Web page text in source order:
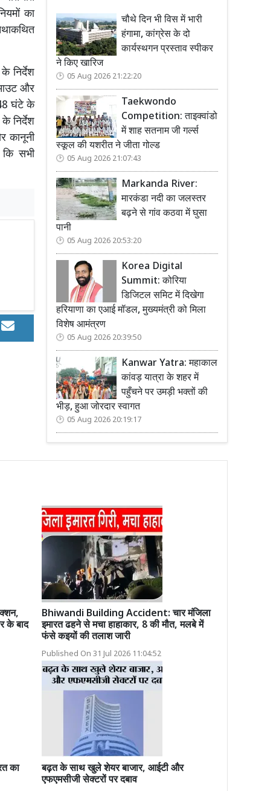
का
निर्देश
और
घंटे के
निर्देश
कानूनी
सभी
चौथे दिन भी विस में भारी
हंगामा, कांग्रेस के दो
कार्यस्थगन प्रस्ताव स्पीकर
ने किए खारिज
05 Aug 2026 21:22:20
Taekwondo
Competition: ताइक्वांडो
में शाह सतनाम जी गर्ल्स
स्कूल की यशरीत ने जीता गोल्ड
05 Aug 2026 21:07:43
Markanda River:
मारकंडा नदी का जलस्तर
बढ़ने से गांव कठवा में घुसा
पानी
05 Aug 2026 20:53:20
Korea Digital
Summit: कोरिया
डिजिटल समिट में दिखेगा
हरियाणा का एआई मॉडल, मुख्यमंत्री को मिला
विशेष आमंत्रण
05 Aug 2026 20:39:50
Kanwar Yatra: महाकाल
कांवड़ यात्रा के शहर में
पहुँचने पर उमड़ी भक्तों की
भीड़, हुआ जोरदार स्वागत
05 Aug 2026 20:19:17
के बाद
Bhiwandi Building Accident: चार मंजिला
इमारत ढहने से मचा हाहाकार, 8 की मौत, मलबे में
फंसे कइयों की तलाश जारी
Published On 31 Jul 2026 11:04:52
का
बढ़त के साथ खुले शेयर बाजार, आईटी और
एफएमसीजी सेक्टरों पर दबाव